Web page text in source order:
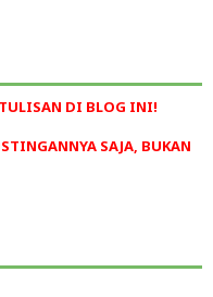
TULISAN DI BLOG INI!
SAJA, BUKAN